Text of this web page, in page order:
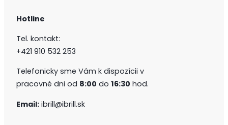
Hotline
Tel. kontakt:
+421 910 532 253
Telefonicky sme Vám k dispozícii v
pracovné dni od 8:00 do 16:30 hod.
Email: ibrill@ibrill.sk